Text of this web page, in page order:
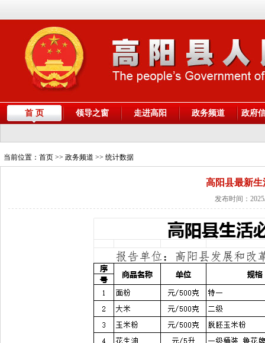
首 页 领导之窗 走进高阳 政务频道 政府
当前位置： 首页 >> 政务频道 >> 统计数据
高阳县最新
发布时间：